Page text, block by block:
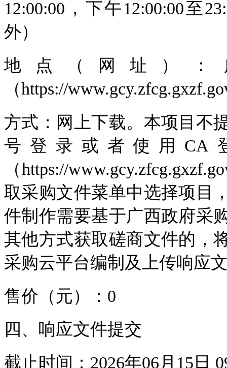
12:00:00，下午12:00:00至
外）
地点（网址）：
（https://
方式：网上下载。本项目不
号登录或者使用CA
（https://
取采购文件菜单中选择项目
件制作需要基于广西政府采
其他方式获取磋商文件的，
采购云平台编制及上传响应
售价（元）：0
四、响应文件提交
截止时间：2026年06月15日